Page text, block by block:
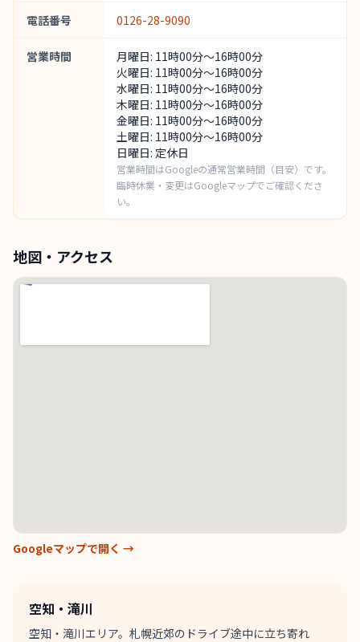
電話番号 0126-28-9090
営業時間
月曜日: 11時00分～16時00分
火曜日: 11時00分～16時00分
水曜日: 11時00分～16時00分
木曜日: 11時00分～16時00分
金曜日: 11時00分～16時00分
土曜日: 11時00分～16時00分
日曜日: 定休日
営業時間はGoogleの通常営業時間（目安）です。
臨時休業・変更はGoogleマップでご確認くださ
い。
地図・アクセス
Googleマップで開く →
空知・滝川
空知・滝川エリア。札幌近郊のドライブ途中に立ち寄れ